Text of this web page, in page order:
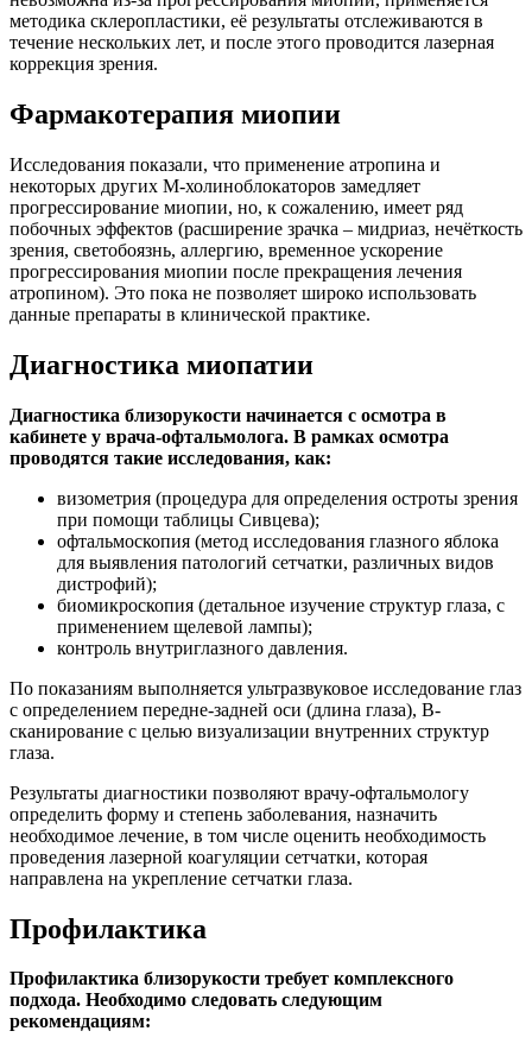
методика склеропластики, её результаты отслеживаются в
течение нескольких лет, и после этого проводится лазерная
коррекция зрения.
Фармакотерапия миопии
Исследования показали, что применение атропина и
некоторых других М-холиноблокаторов замедляет
прогрессирование миопии, но, к сожалению, имеет ряд
побочных эффектов (расширение зрачка – мидриаз, нечёткость
зрения, светобоязнь, аллергию, временное ускорение
прогрессирования миопии после прекращения лечения
атропином). Это пока не позволяет широко использовать
данные препараты в клинической практике.
Диагностика миопатии
Диагностика близорукости начинается с осмотра в
кабинете у врача-офтальмолога. В рамках осмотра
проводятся такие исследования, как:
визометрия (процедура для определения остроты зрения
при помощи таблицы Сивцева);
офтальмоскопия (метод исследования глазного яблока
для выявления патологий сетчатки, различных видов
дистрофий);
биомикроскопия (детальное изучение структур глаза, с
применением щелевой лампы);
контроль внутриглазного давления.
По показаниям выполняется ультразвуковое исследование глаз
с определением передне-задней оси (длина глаза), В-
сканирование с целью визуализации внутренних структур
глаза.
Результаты диагностики позволяют врачу-офтальмологу
определить форму и степень заболевания, назначить
необходимое лечение, в том числе оценить необходимость
проведения лазерной коагуляции сетчатки, которая
направлена на укрепление сетчатки глаза.
Профилактика
Профилактика близорукости требует комплексного
подхода. Необходимо следовать следующим
рекомендациям: